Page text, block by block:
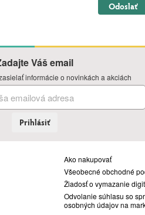
Odoslať
Váš email
informácie o novinkách a akciách
Prihlásiť
Ako nakupovať
Všeobecné obchodné
Žiadosť o vymazanie
Odvolanie súhlasu so
osobných údajov na